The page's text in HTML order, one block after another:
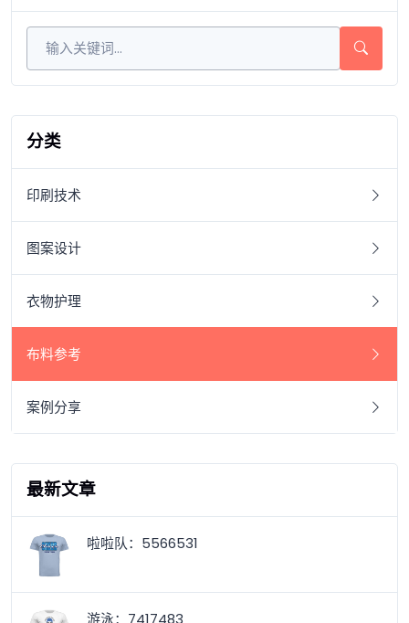
分类
印刷技术
图案设计
衣物护理
布料参考
案例分享
最新文章
啦啦队：5566531
游泳：7417483